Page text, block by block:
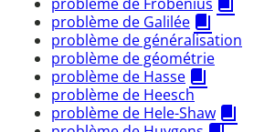
problème de Galilée
problème de généralisation
problème de géométrie
problème de Hasse
problème de Heesch
problème de Hele-Shaw